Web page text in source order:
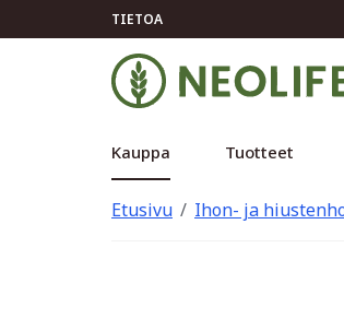
TIETOA
Kauppa Tuotteet
Etusivu Ihon- ja